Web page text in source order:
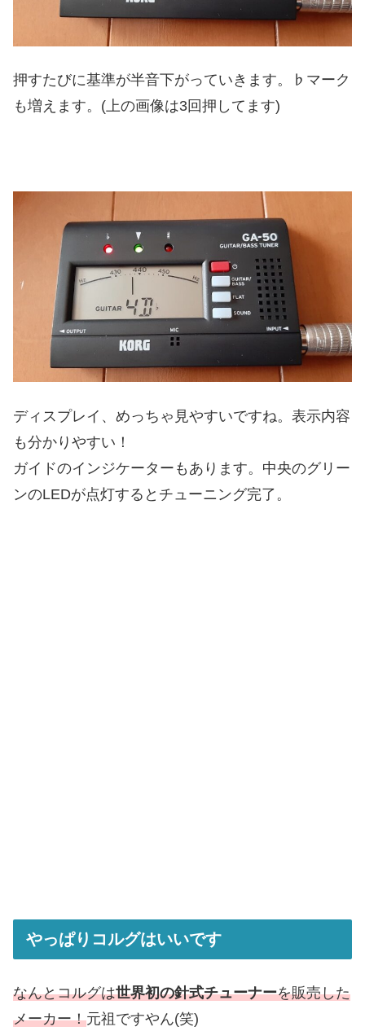
押すたびに基準が半音下がっていきます。♭マーク
も増えます。(上の画像は3回押してます)
ディスプレイ、めっちゃ見やすいですね。表示内容
も分かりやすい！
ガイドのインジケーターもあります。中央のグリー
ンのLEDが点灯するとチューニング完了。
やっぱりコルグはいいです
なんとコルグは世界初の針式チューナーを販売した
メーカー！元祖ですやん(笑)